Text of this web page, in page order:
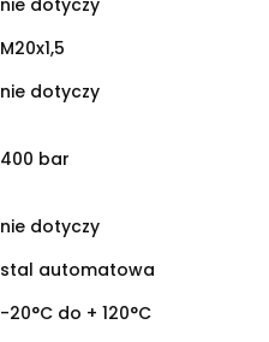
M20x1,5
nie dotyczy
400 bar
nie dotyczy
stal automatowa
-20°C do + 120°C